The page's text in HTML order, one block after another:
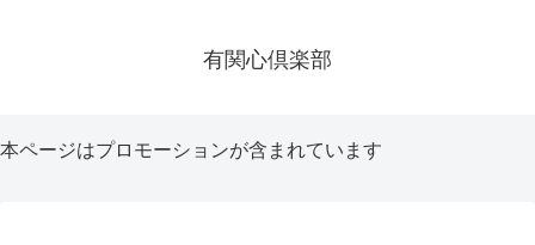
有関心倶楽部
本ページはプロモーションが含まれています